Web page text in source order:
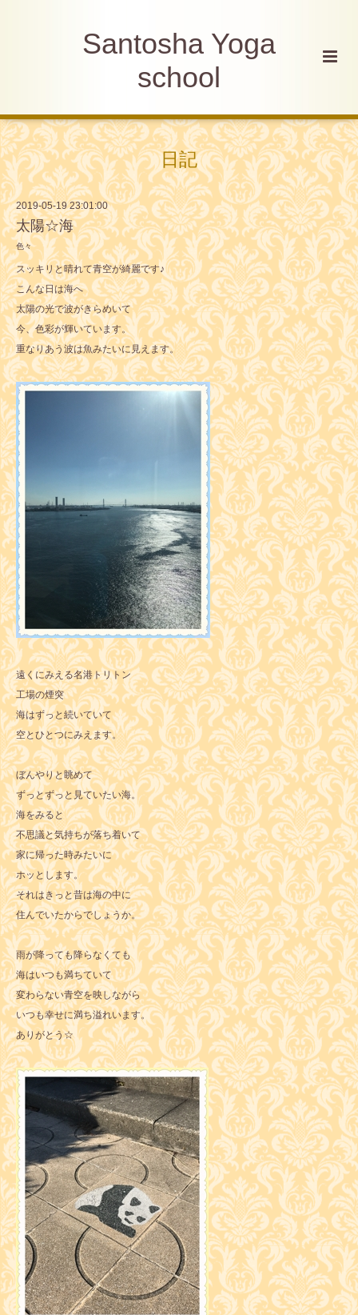
Santosha Yoga
school
日記
2019-05-19 23:01:00
太陽☆海
色々
スッキリと晴れて青空が綺麗です♪
こんな日は海へ
太陽の光で波がきらめいて
今、色彩が輝いています。
重なりあう波は魚みたいに見えます。
遠くにみえる名港トリトン
工場の煙突
海はずっと続いていて
空とひとつにみえます。
ぼんやりと眺めて
ずっとずっと見ていたい海。
海をみると
不思議と気持ちが落ち着いて
家に帰った時みたいに
ホッとします。
それはきっと昔は海の中に
住んでいたからでしょうか。
雨が降っても降らなくても
海はいつも満ちていて
変わらない青空を映しながら
いつも幸せに満ち溢れいます。
ありがとう☆